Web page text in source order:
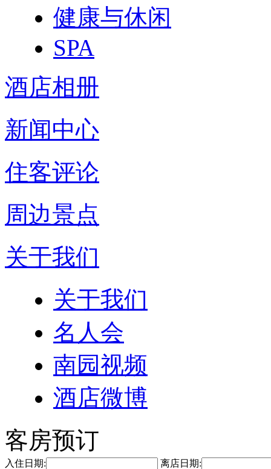
健康与休闲
SPA
酒店相册
新闻中心
住客评论
周边景点
关于我们
关于我们
名人会
南园视频
酒店微博
客房预订
入住日期: 离店日期: